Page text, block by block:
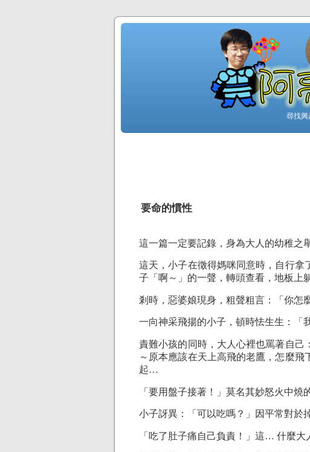
尋找興
要命的慣性
這一篇一定要記錄，身為大人的幼稚之
這天，小子在徵得媽咪同意時，自行拿
子「啊～」的一聲，轉頭查看，地板上
剎時，惡婆娘現身，粗聲粗言：「你怎
一向神采飛揚的小子，頓時怯生生：「
責難小孩的同時，大人心裡也罵著自己
～原本應該在天上高飛的老鷹，怎麼
起…
「要用盤子接著！」莫名其妙怒火中燒
小子訝異：「可以吃嗎？」因平常對於
「吃了肚子痛自己負責！」這… 什麼大